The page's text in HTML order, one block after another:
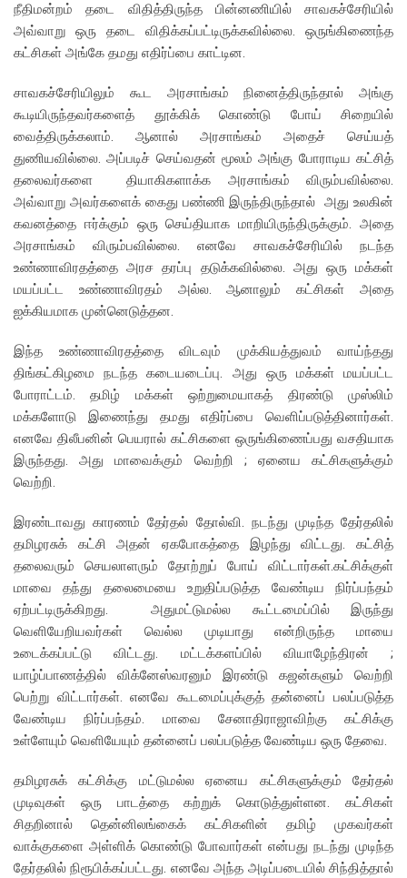
நீதிமன்றம் தடை விதித்திருந்த பின்னணியில் சாவகச்சேரியில்
அவ்வாறு ஒரு தடை விதிக்கப்பட்டிருக்கவில்லை. ஒருங்கிணைந்த
கட்சிகள் அங்கே தமது எதிர்ப்பை காட்டின.
சாவகச்சேரியிலும் கூட அரசாங்கம் நினைத்திருந்தால் அங்கு
கூடியிருந்தவர்களைத் தூக்கிக் கொண்டு போய் சிறையில்
வைத்திருக்கலாம். ஆனால் அரசாங்கம் அதைச் செய்யத்
துணியவில்லை. அப்படிச் செய்வதன் மூலம் அங்கு போராடிய கட்சித்
தலைவர்களை தியாகிகளாக்க அரசாங்கம் விரும்பவில்லை.
அவ்வாறு அவர்களைக் கைது பண்ணி இருந்திருந்தால் அது உலகின்
கவனத்தை ஈர்க்கும் ஒரு செய்தியாக மாறியிருந்திருக்கும். அதை
அரசாங்கம் விரும்பவில்லை. எனவே சாவகச்சேரியில் நடந்த
உண்ணாவிரதத்தை அரச தரப்பு தடுக்கவில்லை. அது ஒரு மக்கள்
மயப்பட்ட உண்ணாவிரதம் அல்ல. ஆனாலும் கட்சிகள் அதை
ஐக்கியமாக முன்னெடுத்தன.
இந்த உண்ணாவிரதத்தை விடவும் முக்கியத்துவம் வாய்ந்தது
திங்கட்கிழமை நடந்த கடையடைப்பு. அது ஒரு மக்கள் மயப்பட்ட
போராட்டம். தமிழ் மக்கள் ஒற்றுமையாகத் திரண்டு முஸ்லிம்
மக்களோடு இணைந்து தமது எதிர்ப்பை வெளிப்படுத்தினார்கள்.
எனவே திலீபனின் பெயரால் கட்சிகளை ஒருங்கிணைப்பது வசதியாக
இருந்தது. அது மாவைக்கும் வெற்றி ; ஏனைய கட்சிகளுக்கும்
வெற்றி.
இரண்டாவது காரணம் தேர்தல் தோல்வி. நடந்து முடிந்த தேர்தலில்
தமிழரசுக் கட்சி அதன் ஏகபோகத்தை இழந்து விட்டது. கட்சித்
தலைவரும் செயலாளரும் தோற்றுப் போய் விட்டார்கள்.கட்சிக்குள்
மாவை தந்து தலைமையை உறுதிப்படுத்த வேண்டிய நிர்ப்பந்தம்
ஏற்பட்டிருக்கிறது. அதுமட்டுமல்ல கூட்டமைப்பில் இருந்து
வெளியேறியவர்கள் வெல்ல முடியாது என்றிருந்த மாயை
உடைக்கப்பட்டு விட்டது. மட்டக்களப்பில் வியாழேந்திரன் ;
யாழ்ப்பாணத்தில் விக்னேஸ்வரனும் இரண்டு கஜன்களும் வெற்றி
பெற்று விட்டார்கள். எனவே கூடமைப்புக்குத் தன்னைப் பலப்படுத்த
வேண்டிய நிர்ப்பந்தம். மாவை சேனாதிராஜாவிற்கு கட்சிக்கு
உள்ளேயும் வெளியேயும் தன்னைப் பலப்படுத்த வேண்டிய ஒரு தேவை.
தமிழரசுக் கட்சிக்கு மட்டுமல்ல ஏனைய கட்சிகளுக்கும் தேர்தல்
முடிவுகள் ஒரு பாடத்தை கற்றுக் கொடுத்துள்ளன. கட்சிகள்
சிதறினால் தென்னிலங்கைக் கட்சிகளின் தமிழ் முகவர்கள்
வாக்குகளை அள்ளிக் கொண்டு போவார்கள் என்பது நடந்து முடிந்த
தேர்தலில் நிரூபிக்கப்பட்டது. எனவே அந்த அடிப்படையில் சிந்தித்தால்